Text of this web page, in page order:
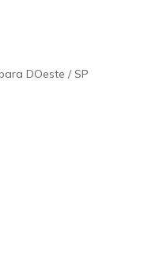
DOeste / SP